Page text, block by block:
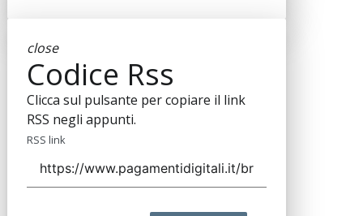
close
Codice Rss
Clicca sul pulsante per copiare il link
RSS negli appunti.
RSS link